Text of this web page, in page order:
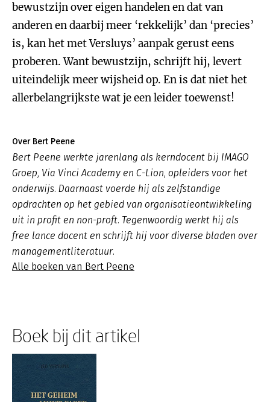
bewustzijn over eigen handelen en dat van
anderen en daarbij meer ‘rekkelijk’ dan ‘precies’
is, kan het met Versluys’ aanpak gerust eens
proberen. Want bewustzijn, schrijft hij, levert
uiteindelijk meer wijsheid op. En is dat niet het
allerbelangrijkste wat je een leider toewenst!
Over Bert Peene
Bert Peene werkte jarenlang als kerndocent bij IMAGO
Groep, Via Vinci Academy en C-Lion, opleiders voor het
onderwijs. Daarnaast voerde hij als zelfstandige
opdrachten op het gebied van organisatieontwikkeling
uit in profit en non-proft. Tegenwoordig werkt hij als
free lance docent en schrijft hij voor diverse bladen over
managementliteratuur.
Alle boeken van Bert Peene
Boek bij dit artikel